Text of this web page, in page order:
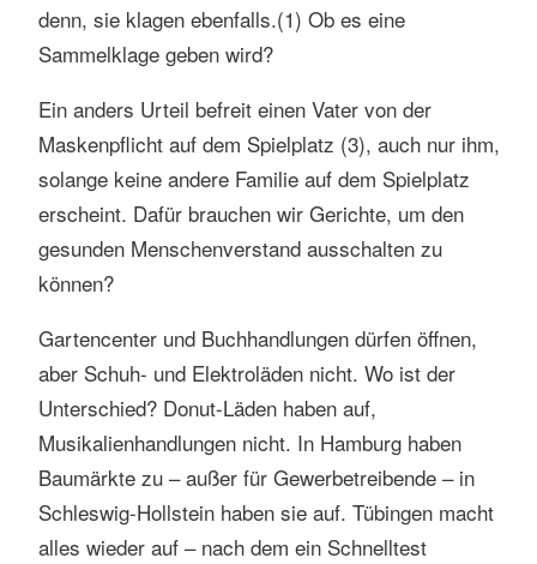
denn, sie klagen ebenfalls.(1) Ob es eine
Sammelklage geben wird?
Ein anders Urteil befreit einen Vater von der
Maskenpflicht auf dem Spielplatz (3), auch nur ihm,
solange keine andere Familie auf dem Spielplatz
erscheint. Dafür brauchen wir Gerichte, um den
gesunden Menschenverstand ausschalten zu
können?
Gartencenter und Buchhandlungen dürfen öffnen,
aber Schuh- und Elektroläden nicht. Wo ist der
Unterschied? Donut-Läden haben auf,
Musikalienhandlungen nicht. In Hamburg haben
Baumärkte zu – außer für Gewerbetreibende – in
Schleswig-Hollstein haben sie auf. Tübingen macht
alles wieder auf – nach dem ein Schnelltest